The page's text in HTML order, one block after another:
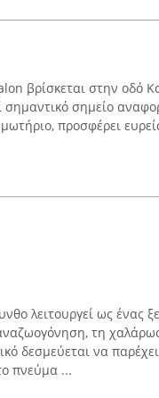
βρίσκεται στην οδό
σημαντικό σημείο
προσφέρει
λειτουργεί ως ένας
τη
δεσμεύεται να
πνεύμα ...